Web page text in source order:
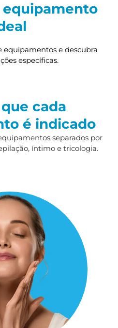
equipamentos e descubra
específicas.
cada
é indicado
separados por
íntimo e tricologia.